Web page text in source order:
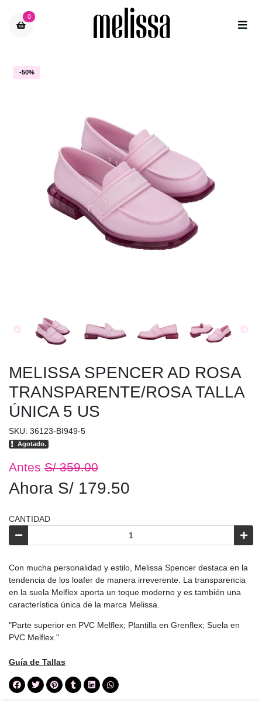
0
-50%
MELISSA SPENCER AD ROSA
TRANSPARENTE/ROSA TALLA
ÚNICA 5 US
SKU: 36123-BI949-5
Agotado.
Antes S/ 359.00
Ahora S/ 179.50
CANTIDAD
Con mucha personalidad y estilo, Melissa Spencer destaca en la
tendencia de los loafer de manera irreverente. La transparencia
en la suela Melflex aporta un toque moderno y es también una
característica única de la marca Melissa.
"Parte superior en PVC Melflex; Plantilla en Grenflex; Suela en
PVC Melflex."
Guía de Tallas